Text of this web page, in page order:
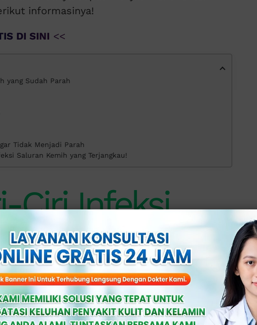
informasinya!
DI SINI <<
yang Sudah Parah
Tidak Menjadi Parah
Saluran Kemih yang Terjangkau!
Ciri Infeksi
yang
gejala ISK sebelum parah, seperti selalu